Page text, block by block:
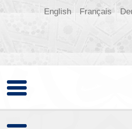
Français
English